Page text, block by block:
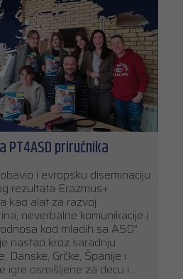
PT4ASD priručnika
i evropsku diseminaciju
rezultata Erazmus+
kao alat za razvoj
neverbalne komunikacije i
kod mladih sa ASD”
nastao kroz saradnju
Danske, Grčke, Španije i
igre osmišljene za decu i…